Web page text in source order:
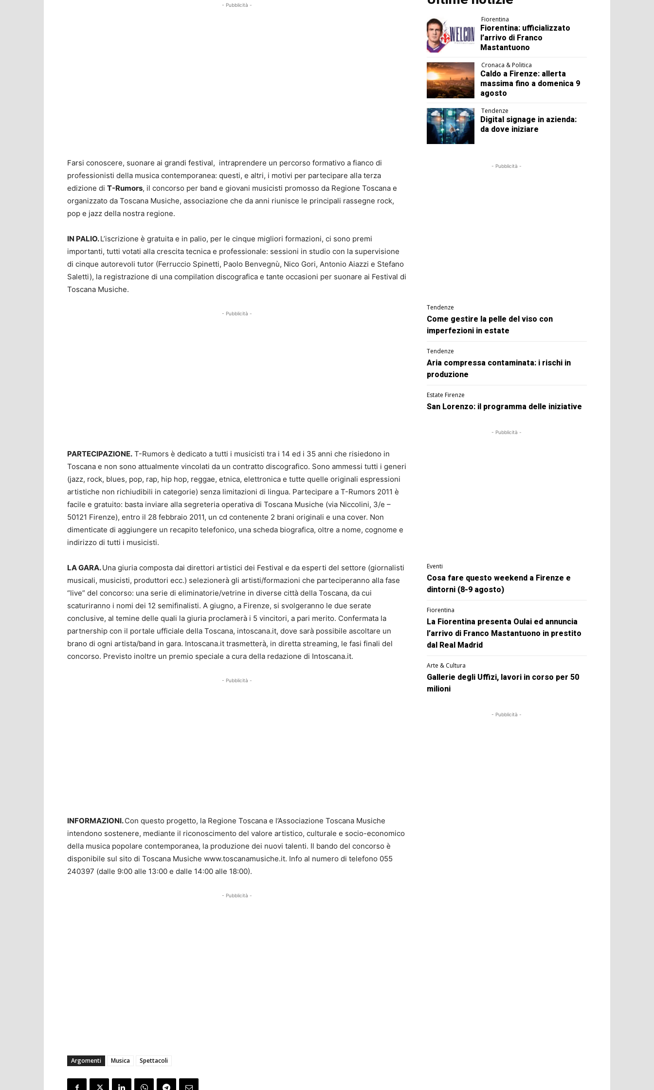
- Pubblicità -
Farsi conoscere, suonare ai grandi festival, intraprendere un percorso formativo a fianco di
professionisti della musica contemporanea: questi, e altri, i motivi per partecipare alla terza
edizione di T-Rumors, il concorso per band e giovani musicisti promosso da Regione Toscana e
organizzato da Toscana Musiche, associazione che da anni riunisce le principali rassegne rock,
pop e jazz della nostra regione.
IN PALIO.L’iscrizione è gratuita e in palio, per le cinque migliori formazioni, ci sono premi
importanti, tutti votati alla crescita tecnica e professionale: sessioni in studio con la supervisione
di cinque autorevoli tutor (Ferruccio Spinetti, Paolo Benvegnù, Nico Gori, Antonio Aiazzi e Stefano
Saletti), la registrazione di una compilation discografica e tante occasioni per suonare ai Festival di
Toscana Musiche.
- Pubblicità -
PARTECIPAZIONE. T-Rumors è dedicato a tutti i musicisti tra i 14 ed i 35 anni che risiedono in
Toscana e non sono attualmente vincolati da un contratto discografico. Sono ammessi tutti i generi
(jazz, rock, blues, pop, rap, hip hop, reggae, etnica, elettronica e tutte quelle originali espressioni
artistiche non richiudibili in categorie) senza limitazioni di lingua. Partecipare a T-Rumors 2011 è
facile e gratuito: basta inviare alla segreteria operativa di Toscana Musiche (via Niccolini, 3/e –
50121 Firenze), entro il 28 febbraio 2011, un cd contenente 2 brani originali e una cover. Non
dimenticate di aggiungere un recapito telefonico, una scheda biografica, oltre a nome, cognome e
indirizzo di tutti i musicisti.
LA GARA.Una giuria composta dai direttori artistici dei Festival e da esperti del settore (giornalisti
musicali, musicisti, produttori ecc.) selezionerà gli artisti/formazioni che parteciperanno alla fase
“live” del concorso: una serie di eliminatorie/vetrine in diverse città della Toscana, da cui
scaturiranno i nomi dei 12 semifinalisti. A giugno, a Firenze, si svolgeranno le due serate
conclusive, al temine delle quali la giuria proclamerà i 5 vincitori, a pari merito. Confermata la
partnership con il portale ufficiale della Toscana, intoscana.it, dove sarà possibile ascoltare un
brano di ogni artista/band in gara. Intoscana.it trasmetterà, in diretta streaming, le fasi finali del
concorso. Previsto inoltre un premio speciale a cura della redazione di Intoscana.it.
- Pubblicità -
INFORMAZIONI.Con questo progetto, la Regione Toscana e l’Associazione Toscana Musiche
intendono sostenere, mediante il riconoscimento del valore artistico, culturale e socio-economico
della musica popolare contemporanea, la produzione dei nuovi talenti. Il bando del concorso è
disponibile sul sito di Toscana Musiche www.toscanamusiche.it. Info al numero di telefono 055
240397 (dalle 9:00 alle 13:00 e dalle 14:00 alle 18:00).
- Pubblicità -
Argomenti Musica Spettacoli
Fiorentina
Fiorentina: ufficializzato
l’arrivo di Franco
Mastantuono
Cronaca & Politica
Caldo a Firenze: allerta
massima fino a domenica 9
agosto
Tendenze
Digital signage in azienda:
da dove iniziare
- Pubblicità -
Tendenze
Come gestire la pelle del viso con
imperfezioni in estate
Tendenze
Aria compressa contaminata: i rischi in
produzione
Estate Firenze
San Lorenzo: il programma delle iniziative
- Pubblicità -
Eventi
Cosa fare questo weekend a Firenze e
dintorni (8-9 agosto)
Fiorentina
La Fiorentina presenta Oulai ed annuncia
l’arrivo di Franco Mastantuono in prestito
dal Real Madrid
Arte & Cultura
Gallerie degli Uffizi, lavori in corso per 50
milioni
- Pubblicità -